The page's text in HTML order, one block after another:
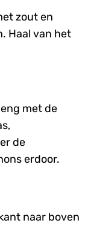
zout en
Haal van het
met de
de
erdoor.
naar boven